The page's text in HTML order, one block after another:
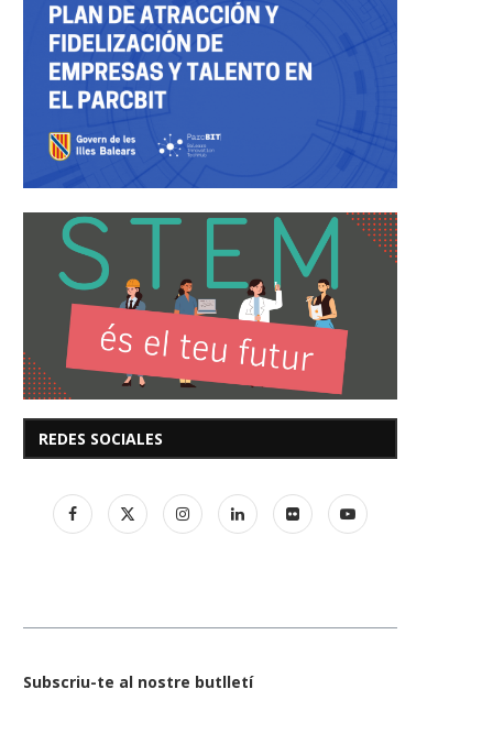
REDES SOCIALES
Subscriu-te al nostre butlletí